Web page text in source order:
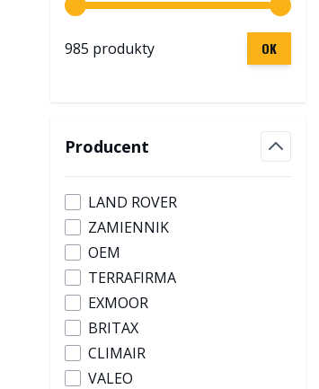
985 produkty OK
Producent
filter
LAND ROVER
ZAMIENNIK
OEM
TERRAFIRMA
EXMOOR
BRITAX
CLIMAIR
VALEO